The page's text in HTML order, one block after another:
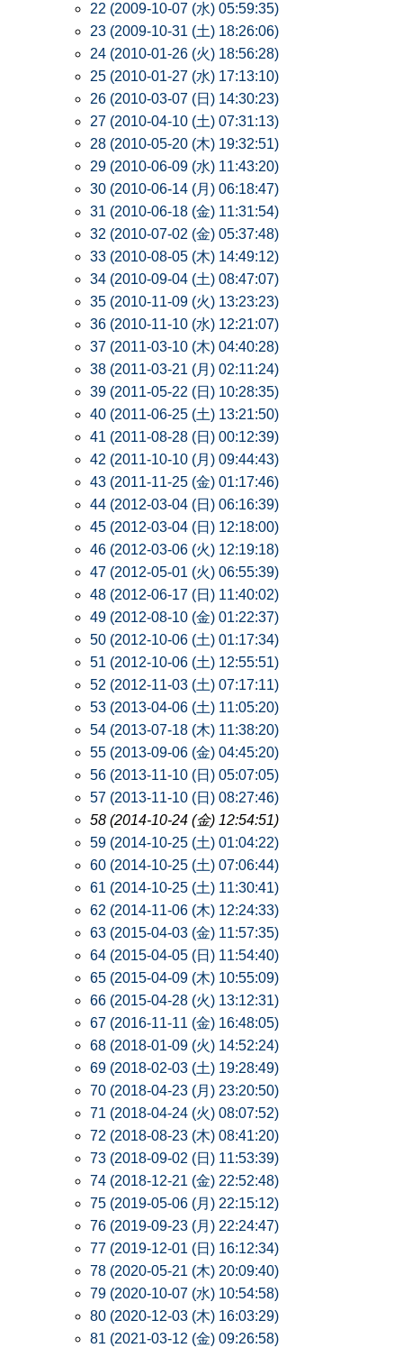
22 (2009-10-07 (水) 05:59:35)
23 (2009-10-31 (土) 18:26:06)
24 (2010-01-26 (火) 18:56:28)
25 (2010-01-27 (水) 17:13:10)
26 (2010-03-07 (日) 14:30:23)
27 (2010-04-10 (土) 07:31:13)
28 (2010-05-20 (木) 19:32:51)
29 (2010-06-09 (水) 11:43:20)
30 (2010-06-14 (月) 06:18:47)
31 (2010-06-18 (金) 11:31:54)
32 (2010-07-02 (金) 05:37:48)
33 (2010-08-05 (木) 14:49:12)
34 (2010-09-04 (土) 08:47:07)
35 (2010-11-09 (火) 13:23:23)
36 (2010-11-10 (水) 12:21:07)
37 (2011-03-10 (木) 04:40:28)
38 (2011-03-21 (月) 02:11:24)
39 (2011-05-22 (日) 10:28:35)
40 (2011-06-25 (土) 13:21:50)
41 (2011-08-28 (日) 00:12:39)
42 (2011-10-10 (月) 09:44:43)
43 (2011-11-25 (金) 01:17:46)
44 (2012-03-04 (日) 06:16:39)
45 (2012-03-04 (日) 12:18:00)
46 (2012-03-06 (火) 12:19:18)
47 (2012-05-01 (火) 06:55:39)
48 (2012-06-17 (日) 11:40:02)
49 (2012-08-10 (金) 01:22:37)
50 (2012-10-06 (土) 01:17:34)
51 (2012-10-06 (土) 12:55:51)
52 (2012-11-03 (土) 07:17:11)
53 (2013-04-06 (土) 11:05:20)
54 (2013-07-18 (木) 11:38:20)
55 (2013-09-06 (金) 04:45:20)
56 (2013-11-10 (日) 05:07:05)
57 (2013-11-10 (日) 08:27:46)
58 (2014-10-24 (金) 12:54:51)
59 (2014-10-25 (土) 01:04:22)
60 (2014-10-25 (土) 07:06:44)
61 (2014-10-25 (土) 11:30:41)
62 (2014-11-06 (木) 12:24:33)
63 (2015-04-03 (金) 11:57:35)
64 (2015-04-05 (日) 11:54:40)
65 (2015-04-09 (木) 10:55:09)
66 (2015-04-28 (火) 13:12:31)
67 (2016-11-11 (金) 16:48:05)
68 (2018-01-09 (火) 14:52:24)
69 (2018-02-03 (土) 19:28:49)
70 (2018-04-23 (月) 23:20:50)
71 (2018-04-24 (火) 08:07:52)
72 (2018-08-23 (木) 08:41:20)
73 (2018-09-02 (日) 11:53:39)
74 (2018-12-21 (金) 22:52:48)
75 (2019-05-06 (月) 22:15:12)
76 (2019-09-23 (月) 22:24:47)
77 (2019-12-01 (日) 16:12:34)
78 (2020-05-21 (木) 20:09:40)
79 (2020-10-07 (水) 10:54:58)
80 (2020-12-03 (木) 16:03:29)
81 (2021-03-12 (金) 09:26:58)